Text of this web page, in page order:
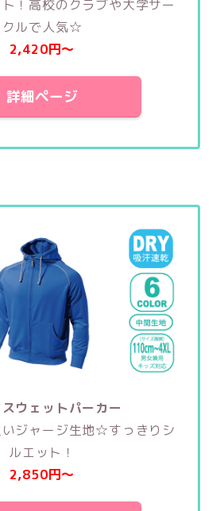
！高校のクラブや大学サー
クルで人気☆
2,420円〜
詳細ページ
ウェットパーカー
ジャージ生地☆すっきりシ
ルエット！
2,850円〜